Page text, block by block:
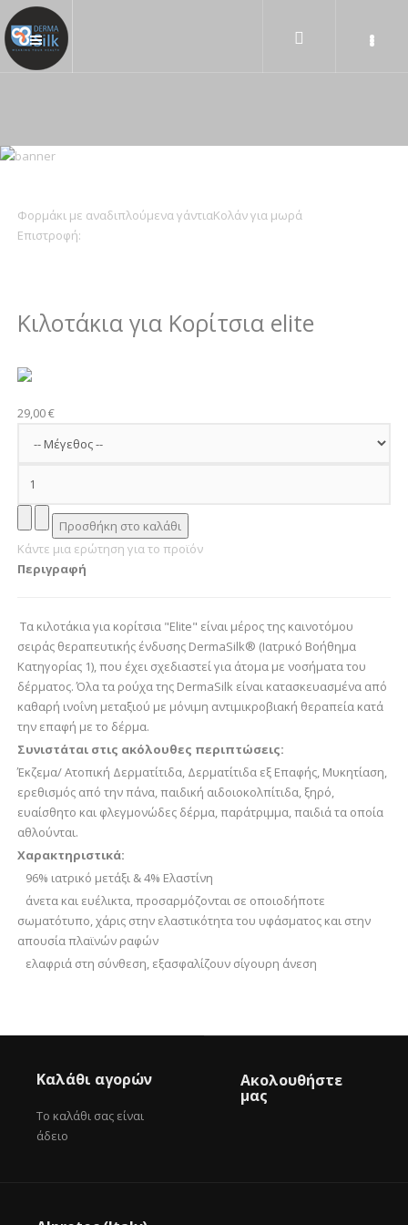
Φορμάκι με αναδιπλούμενα γάντιαΚολάν για μωρά
Επιστροφή:
Κιλοτάκια για Κορίτσια elite
29,00 €
Κάντε μια ερώτηση για το προϊόν
Περιγραφή
Τα κιλοτάκια για κορίτσια "Elite" είναι μέρος της καινοτόμου
σειράς θεραπευτικής ένδυσης DermaSilk® (Ιατρικό Βοήθημα
Κατηγορίας 1), που έχει σχεδιαστεί για άτομα με νοσήματα του
δέρματος. Όλα τα ρούχα της DermaSilk είναι κατασκευασμένα από
καθαρή ινοΐνη μεταξιού με μόνιμη αντιμικροβιακή θεραπεία κατά
την επαφή με το δέρμα.
Συνιστάται στις ακόλουθες περιπτώσεις:
Έκζεμα/ Ατοπική Δερματίτιδα, Δερματίτιδα εξ Επαφής, Μυκητίαση,
ερεθισμός από την πάνα, παιδική αιδοιοκολπίτιδα, ξηρό,
ευαίσθητο και φλεγμονώδες δέρμα, παράτριμμα, παιδιά τα οποία
αθλούνται.
Χαρακτηριστικά:
96% ιατρικό μετάξι & 4% Ελαστίνη
άνετα και ευέλικτα, προσαρμόζονται σε οποιοδήποτε
σωματότυπο, χάρις στην ελαστικότητα του υφάσματος και στην
απουσία πλαϊνών ραφών
ελαφριά στη σύνθεση, εξασφαλίζουν σίγουρη άνεση
Καλάθι αγορών
Το καλάθι σας είναι
άδειο
Ακολουθήστε
μας